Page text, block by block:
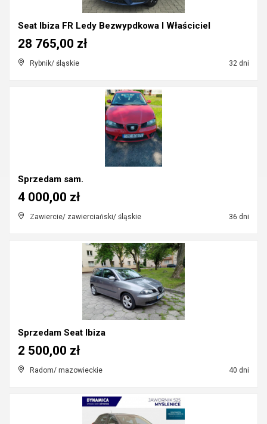
Seat Ibiza FR Ledy Bezwypdkowa I Właściciel
Rybnik/ śląskie 32 dni
28 765,00 zł
Sprzedam sam.
Zawiercie/ zawierciański/ śląskie 36 dni
4 000,00 zł
Sprzedam Seat Ibiza
Radom/ mazowieckie 40 dni
2 500,00 zł